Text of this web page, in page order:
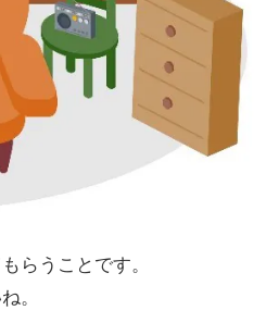
らうことです。
。